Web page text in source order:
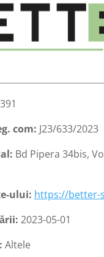
com: J23/633/2023
Bd Pipera 34bis,
ului: https://better-
2023-05-01
Altele